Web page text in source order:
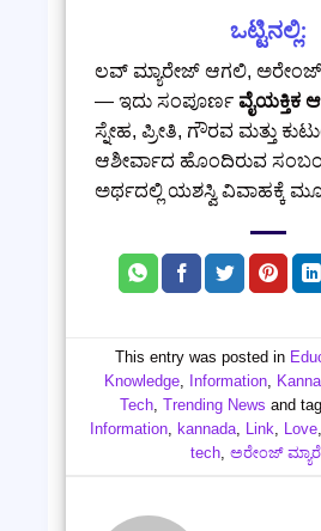
ಒಟ್ಟಿನಲ್ಲಿ:
ಲವ್ ಮ್ಯಾರೇಜ್ ಆಗಲಿ,
— ಇದು ಸಂಪೂರ್ಣ ವೈಯಕ್ತಿಕ
ಸ್ನೇಹ, ಪ್ರೀತಿ, ಗೌರವ ಮತ್ತು
ಆಶೀರ್ವಾದ ಹೊಂದಿರುವ
ಅರ್ಥದಲ್ಲಿ ಯಶಸ್ವಿ ವಿವಾಹಕ್ಕೆ
This entry was posted in
Knowledge, Information,
Tech, Trending News and
Information, kannada, Link, Love,
tech, ಅರೇಂಜ್